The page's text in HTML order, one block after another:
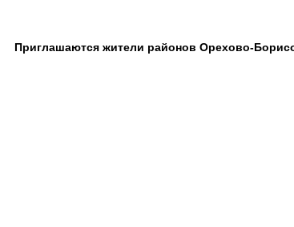
Приглашаются жители районов Орехово-